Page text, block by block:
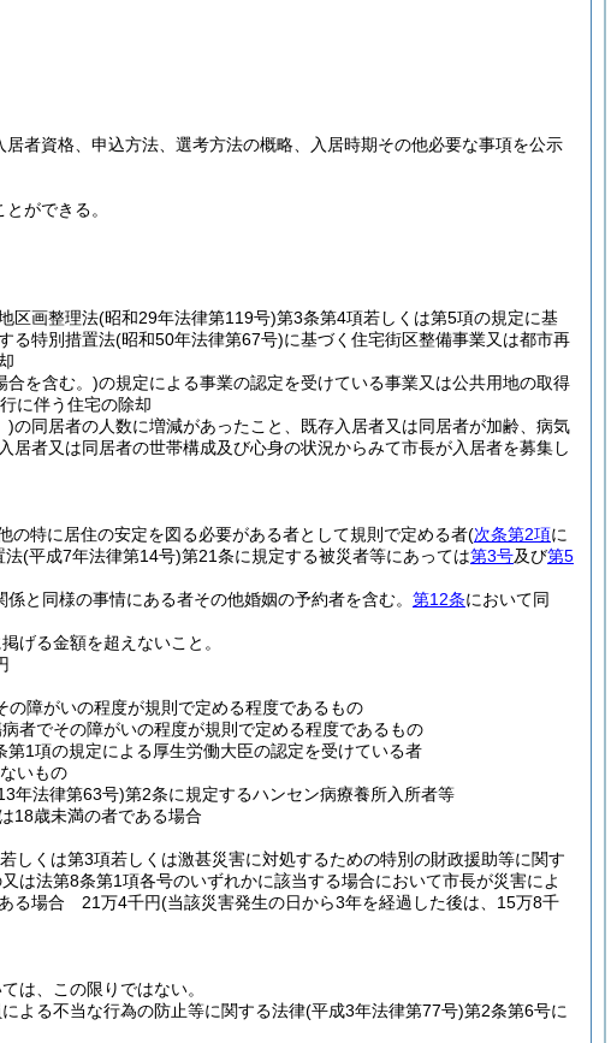
者資格、申込方法、選考方法の概略、入居時期その他必要な事項を公示
ができる。
区画整理法(昭和29年法律第119号)第3条第4項若しくは第5項の規定に基
る特別措置法(昭和50年法律第67号)に基づく住宅街区整備事業又は都市再
合を含む。)の規定による事業の認定を受けている事業又は公共用地の取得
に伴う住宅の除却
)の同居者の人数に増減があったこと、既存入居者又は同居者が加齢、病気
者又は同居者の世帯構成及び心身の状況からみて市長が入居者を募集し
の特に居住の安定を図る必要がある者として規則で定める者(次条第2項に
法(平成7年法律第14号)第21条に規定する被災者等にあっては第3号及び第5
と同様の事情にある者その他婚姻の予約者を含む。 第12条において同
げる金額を超えないこと。
障がいの程度が規則で定める程度であるもの
者でその障がいの程度が規則で定める程度であるもの
第1項の規定による厚生労働大臣の認定を受けている者
いもの
年法律第63号)第2条に規定するハンセン病療養所入所者等
18歳未満の者である場合
くは第3項若しくは激甚災害に対処するための特別の財政援助等に関す
は法第8条第1項各号のいずれかに該当する場合において市長が災害によ
ある場合 21万4千円(当該災害発生の日から3年を経過した後は、15万8千
は、この限りではない。
よる不当な行為の防止等に関する法律(平成3年法律第77号)第2条第6号に